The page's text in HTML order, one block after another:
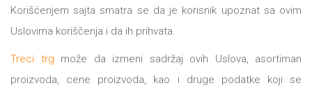
Hommage
12/19
12/19+
TREĆE
Korišćenjem sajta smatra se da je korisnik upoznat sa ovim
Uslovima koriščenja i da ih prihvata.
Treci trg može da izmeni sadržaj ovih Uslova, asortiman
proizvoda, cene proizvoda, kao i druge podatke koji se